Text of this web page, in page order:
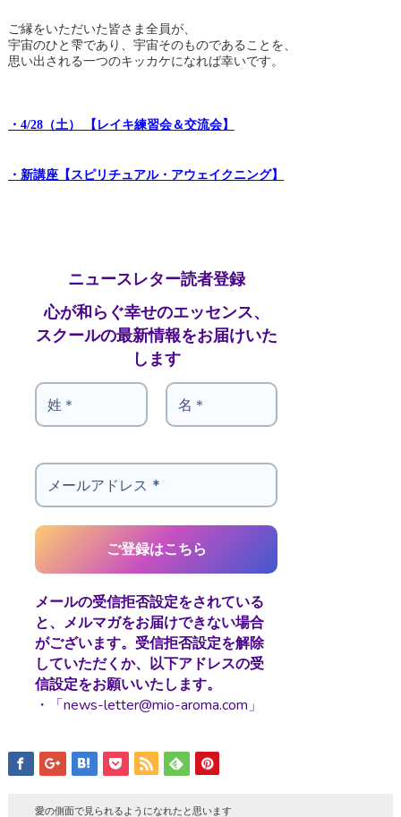
ご縁をいただいた皆さま全員が、
宇宙のひと雫であり、宇宙そのものであることを、
思い出される一つのキッカケになれば幸いです。
・4/28（土） 【レイキ練習会＆交流会】
・新講座【スピリチュアル・アウェイクニング】
ニュースレター読者登録
心が和らぐ幸せのエッセンス、
スクールの最新情報をお届けいた
します
メールの受信拒否設定をされている
と、メルマガをお届けできない場合
がございます。受信拒否設定を解除
していただくか、以下アドレスの受
信設定をお願いいたします。
・「news-letter@mio-aroma.com」
愛の側面で見られるようになれたと思います